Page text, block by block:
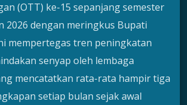
(OTT) ke-15 sepanjang semester
2026 dengan meringkus Bupati
mempertegas tren peningkatan
senyap oleh lembaga
mencatatkan rata-rata hampir tiga
setiap bulan sejak awal